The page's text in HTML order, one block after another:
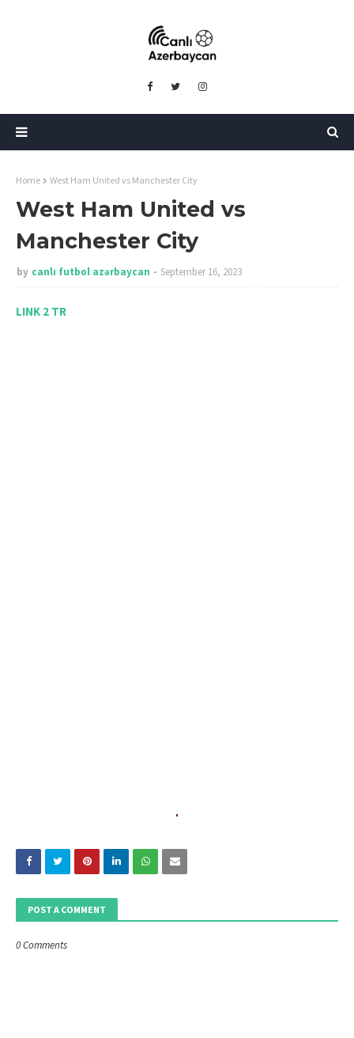
Home West Ham United vs Manchester City
West Ham United vs
Manchester City
by canlı futbol azərbaycan September 16, 2023
LINK 2 TR
POST A COMMENT
0 Comments